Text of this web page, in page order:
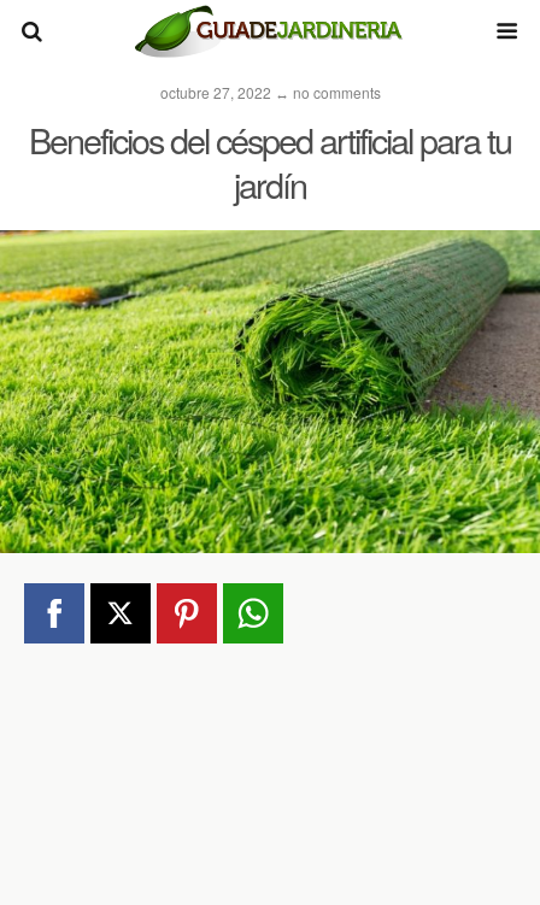
octubre 27, 2022 ↔ no comments
Beneficios del césped artificial para tu
jardín